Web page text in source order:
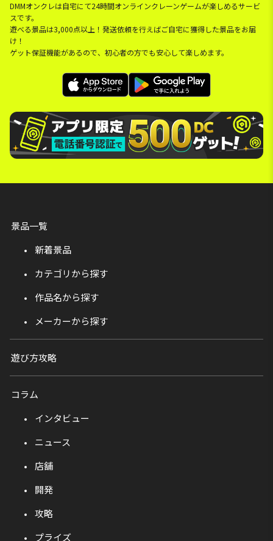
DMMオンクレは自宅にて24時間オンラインクレーンゲームが楽しめるサービ
スです。
遊べる景品は3,000点以上！発送依頼を行えばご自宅に獲得した景品をお届
け！
ゲット保証機能があるので、初心者の方でも安心して楽しめます。
景品一覧
新着景品
カテゴリから探す
作品名から探す
メーカーから探す
遊び方攻略
コラム
インタビュー
ニュース
店舗
開発
攻略
プライズ